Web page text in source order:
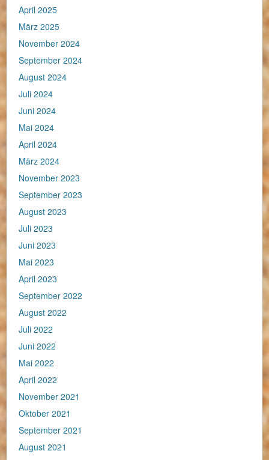
April 2025
März 2025
November 2024
September 2024
August 2024
Juli 2024
Juni 2024
Mai 2024
April 2024
März 2024
November 2023
September 2023
August 2023
Juli 2023
Juni 2023
Mai 2023
April 2023
September 2022
August 2022
Juli 2022
Juni 2022
Mai 2022
April 2022
November 2021
Oktober 2021
September 2021
August 2021